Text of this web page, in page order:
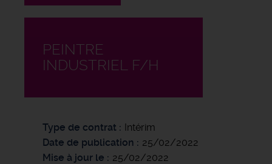
PEINTRE
INDUSTRIEL F/H
Type de contrat
Intérim
Date de publication
25/02/2022
Mise à jour le
25/02/2022